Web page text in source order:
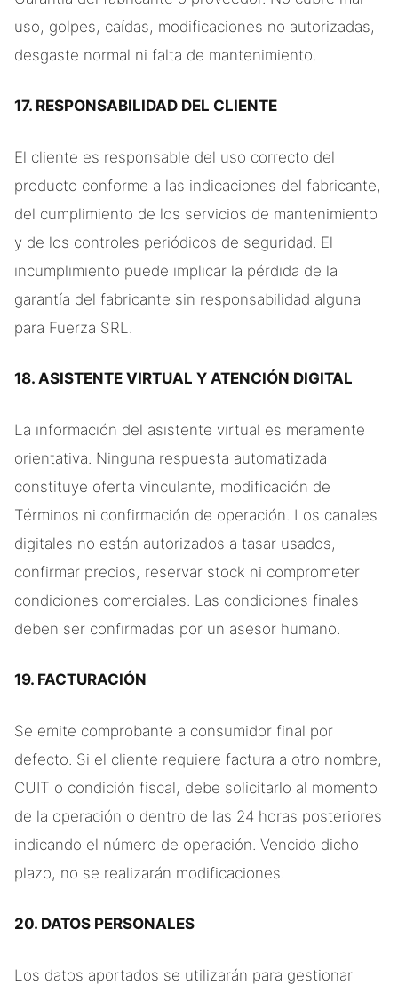
uso, golpes, caídas, modificaciones no autorizadas,
desgaste normal ni falta de mantenimiento.
17. RESPONSABILIDAD DEL CLIENTE
El cliente es responsable del uso correcto del
producto conforme a las indicaciones del fabricante,
del cumplimiento de los servicios de mantenimiento
y de los controles periódicos de seguridad. El
incumplimiento puede implicar la pérdida de la
garantía del fabricante sin responsabilidad alguna
para Fuerza SRL.
18. ASISTENTE VIRTUAL Y ATENCIÓN DIGITAL
La información del asistente virtual es meramente
orientativa. Ninguna respuesta automatizada
constituye oferta vinculante, modificación de
Términos ni confirmación de operación. Los canales
digitales no están autorizados a tasar usados,
confirmar precios, reservar stock ni comprometer
condiciones comerciales. Las condiciones finales
deben ser confirmadas por un asesor humano.
19. FACTURACIÓN
Se emite comprobante a consumidor final por
defecto. Si el cliente requiere factura a otro nombre,
CUIT o condición fiscal, debe solicitarlo al momento
de la operación o dentro de las 24 horas posteriores
indicando el número de operación. Vencido dicho
plazo, no se realizarán modificaciones.
20. DATOS PERSONALES
Los datos aportados se utilizarán para gestionar